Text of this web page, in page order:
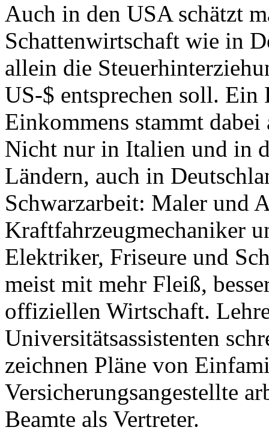
Auch in den USA schätzt
Schattenwirtschaft wie in
allein die
US-$ entsprechen soll. Ein
Einkommens stammt
Nicht nur in Italien und in
Ländern, auch in
Schwarzarbeit: Maler und
Kraftfahrzeugmechaniker
Elektriker, Friseure und
meist mit mehr Fleiß,
offiziellen Wirtschaft.
Universitätsassistenten
zeichnen Pläne von
Versicherungsangestellte
Beamte als Vertreter.